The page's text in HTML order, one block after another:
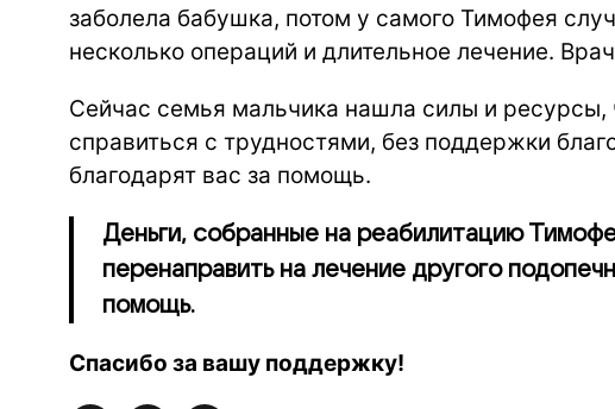
заболела бабушка, потом у самого Тимофея
несколько операций и длительное лечение.
Сейчас семья мальчика нашла силы и ресурсы,
справиться с трудностями, без поддержки
благодарят вас за помощь.
Деньги, собранные на реабилитацию
перенаправить на лечение другого
помощь.
Спасибо за вашу поддержку!